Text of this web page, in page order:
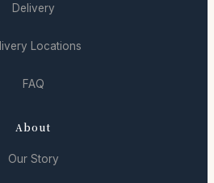
Delivery
Locations
FAQ
About
Our Story